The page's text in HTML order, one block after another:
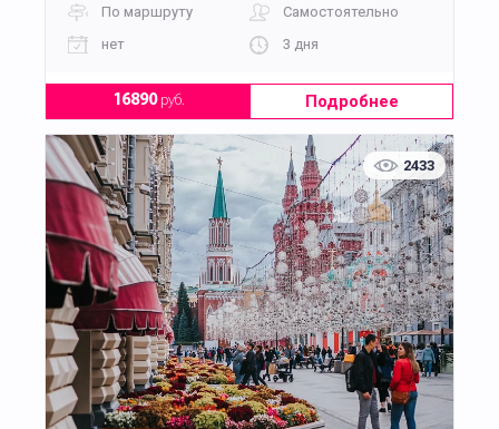
По маршруту
Самостоятельно
нет
3 дня
16890руб. Подробнее
2433